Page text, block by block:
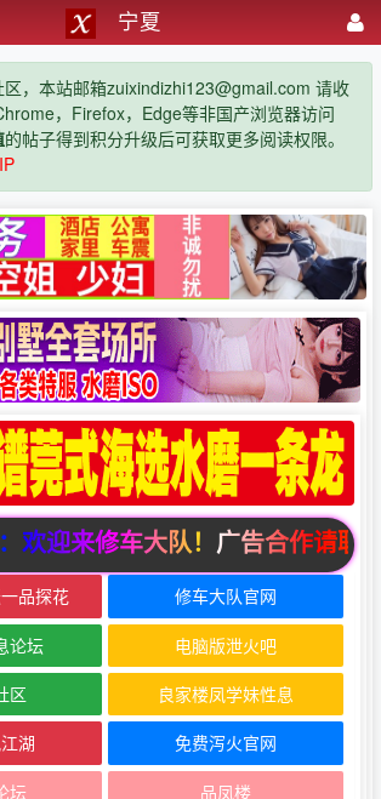
宁夏
，本站邮箱zuixindizhi123@gmail.com 请收
，Firefox，Edge等非国产浏览器访问
的帖子得到积分升级后可获取更多阅读权限。
欢迎来修车大队！广告合作请
品探花 修车大队官网
论坛 电脑版泄火吧
区 良家楼凤学妹性息
湖 免费泻火官网
坛 品凤楼